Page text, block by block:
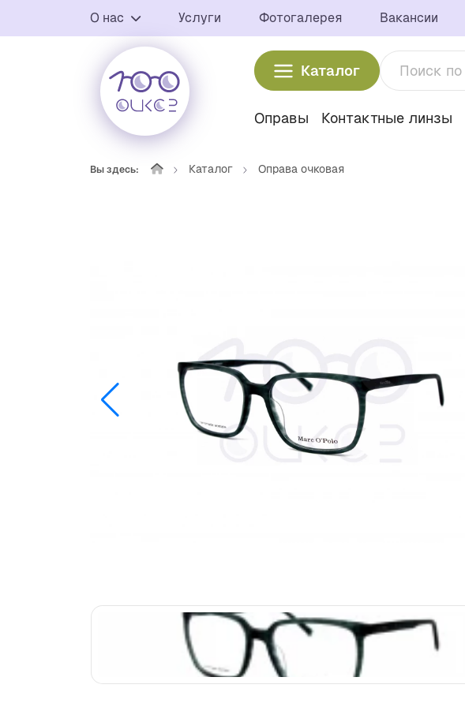
О нас Услуги Фотогалерея Вакансии
Каталог
Оправы Контактные линзы
Вы здесь: Каталог Оправа очковая